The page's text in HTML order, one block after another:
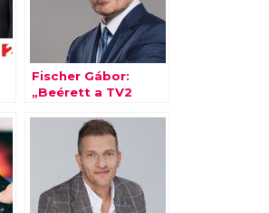
Fischer Gábor:
„Beérett a TV2
stratégiája”